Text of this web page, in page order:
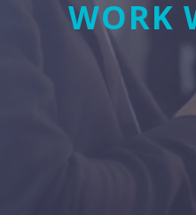
WORK